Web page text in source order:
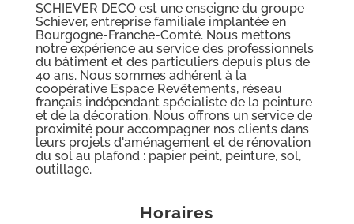
SCHIEVER DECO est une enseigne du groupe
Schiever, entreprise familiale implantée en
Bourgogne-Franche-Comté. Nous mettons
notre expérience au service des professionnels
du bâtiment et des particuliers depuis plus de
40 ans. Nous sommes adhérent à la
coopérative Espace Revêtements, réseau
français indépendant spécialiste de la peinture
et de la décoration. Nous offrons un service de
proximité pour accompagner nos clients dans
leurs projets d'aménagement et de rénovation
du sol au plafond : papier peint, peinture, sol,
outillage.
Horaires